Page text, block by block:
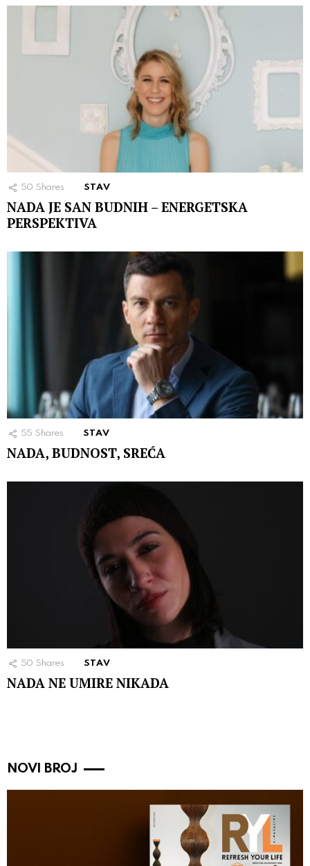
50 Shares STAV
NADA JE SAN BUDNIH – ENERGETSKA
PERSPEKTIVA
55 Shares STAV
NADA, BUDNOST, SREĆA
50 Shares STAV
NADA NE UMIRE NIKADA
NOVI BROJ